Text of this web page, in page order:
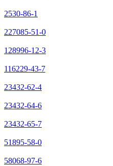
2530-86-1
227085-51-0
128996-12-3
116229-43-7
23432-62-4
23432-64-6
23432-65-7
51895-58-0
58068-97-6